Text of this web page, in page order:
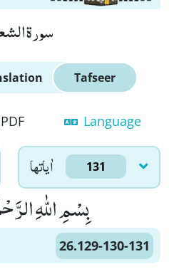
سورة
Tafseer
PDF Language
اٰياتها 131
بِسْمِ اللّٰهِ
26.129-130-131